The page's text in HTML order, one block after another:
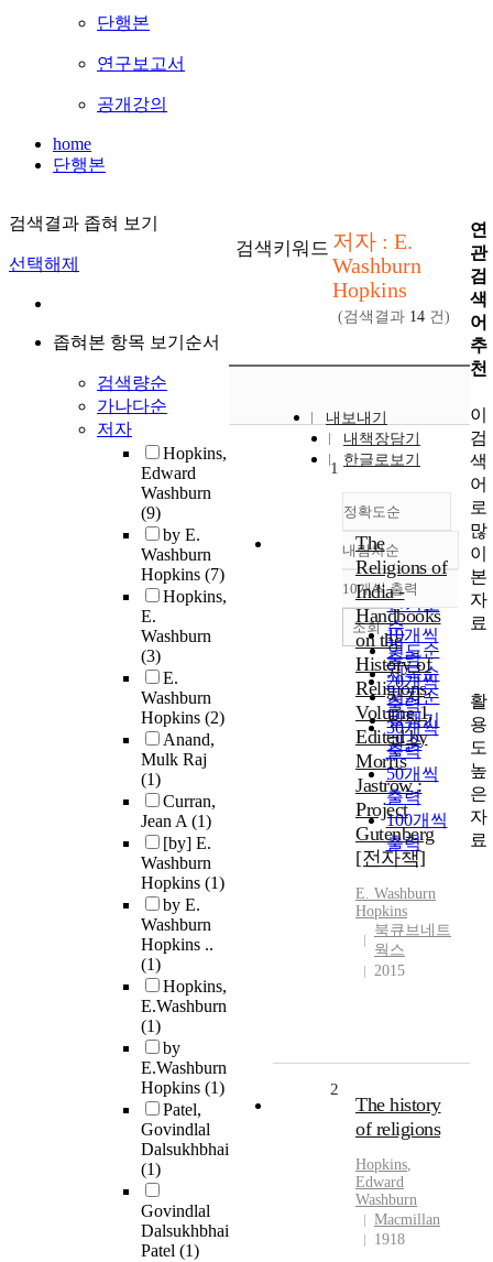
단행본
연구보고서
공개강의
home
단행본
검색결과 좁혀 보기
선택해제
좁혀본 항목 보기순서
검색량순
가나다순
저자
Hopkins,
Edward
Washburn
(9)
by E.
Washburn
Hopkins (7)
Hopkins,
E.
Washburn
(3)
E.
Washburn
Hopkins (2)
Anand,
Mulk Raj
(1)
Curran,
Jean A(1)
[by] E.
Washburn
Hopkins (1)
by E.
Washburn
Hopkins ..
(1)
Hopkins,
E.Washburn
(1)
by
E.Washburn
Hopkins (1)
Patel,
Govindlal
Dalsukhbhai
(1)
Govindlal
Dalsukhbhai
Patel (1)
검색키워드 저자 : E.
Washburn
Hopkins
(검색결과 14 건)
내보내기
내책장담기
한글로보기
정확도순
정확도
순
인기도
순
연도순
제목순
저자순
발행기
관순
내림차순
내림차순
10개씩 출력
10개씩
출력
20개씩
출력
30개씩
출력
50개씩
출력
100개씩
출력
조회
1
The
Religions of
India -
Handbooks
on the
History of
Religions,
Volume 1,
Edited by
Morris
Jastrow :
Project
Gutenberg
[전자책]
E. Washburn
Hopkins
북큐브네트
웍스
2015
2
The history
of religions
Hopkins,
Edward
Washburn
Macmillan
1918
연
관
검
색
어
추
천
이
검
색
어
로
많
이
본
자
료
활
용
도
높
은
자
료